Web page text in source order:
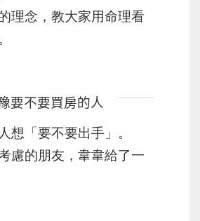
理念，教大家用命理看
要不要買房的人
想「要不要出手」。
慮的朋友，韋韋給了一